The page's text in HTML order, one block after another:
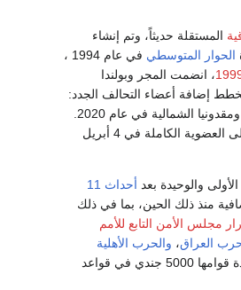
المستقلة حديثاً، وتم إنشاء
الحوار المتوسطي في عام 1994 ،
، انضمت المجر وبولندا
إضافة أعضاء التحالف الجدد:
في عام 2007 إلى إصلاح كبير في الموقف العسكري لفرنسا، وبلغ ذروته بالعودة إلى العضوية الكاملة في 4 أبريل
والوحيدة بعد
أحداث 11
منذ ذلك الحين، بما في ذلك
مجلس الأمن التابع للأمم
العراق، والحرب الأهلية
أدى هذا الضم إلى إدانة قوية من قبل دول الناتو وإنشاء قوة "رأس حربة" جديدة قوامها 5000 جندي في قواعد